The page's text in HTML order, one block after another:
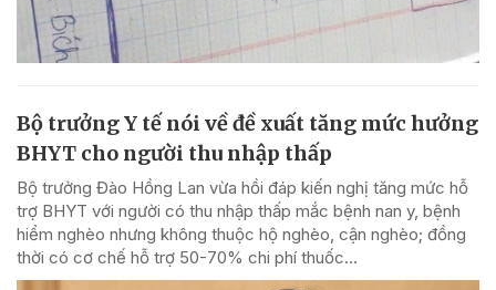
Bộ trưởng Y tế nói về đề xuất tăng mức hưởng
BHYT cho người thu nhập thấp
Bộ trưởng Đào Hồng Lan vừa hồi đáp kiến nghị tăng mức hỗ
trợ BHYT với người có thu nhập thấp mắc bệnh nan y, bệnh
hiểm nghèo nhưng không thuộc hộ nghèo, cận nghèo; đồng
thời có cơ chế hỗ trợ 50-70% chi phí thuốc...